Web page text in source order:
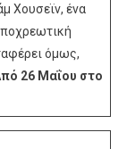
Χουσεϊν, ένα
όμως,
26 Μαΐου στο